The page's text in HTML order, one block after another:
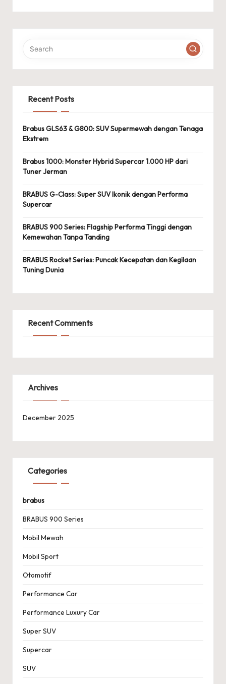
Recent Posts
Brabus GLS63 & G800: SUV Supermewah dengan Tenaga
Ekstrem
Brabus 1000: Monster Hybrid Supercar 1.000 HP dari
Tuner Jerman
BRABUS G-Class: Super SUV Ikonik dengan Performa
Supercar
BRABUS 900 Series: Flagship Performa Tinggi dengan
Kemewahan Tanpa Tanding
BRABUS Rocket Series: Puncak Kecepatan dan Kegilaan
Tuning Dunia
Recent Comments
Archives
December 2025
Categories
brabus
BRABUS 900 Series
Mobil Mewah
Mobil Sport
Otomotif
Performance Car
Performance Luxury Car
Super SUV
Supercar
SUV